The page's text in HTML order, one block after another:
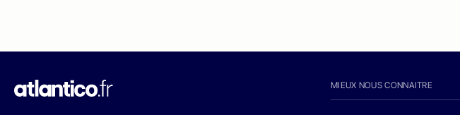
MIEUX NOUS CONNAITRE